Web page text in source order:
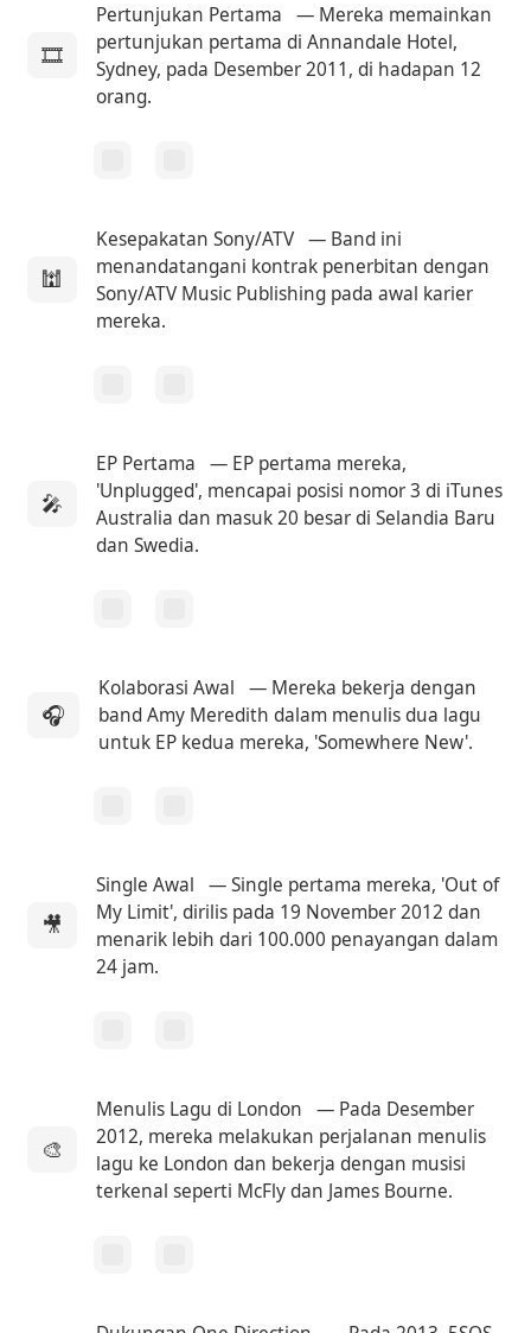
🎞
Pertunjukan Pertama
— Mereka memainkan
pertunjukan pertama di Annandale Hotel,
Sydney, pada Desember 2011, di hadapan 12
orang.
🕍
Kesepakatan Sony/ATV — Band ini
menandatangani kontrak penerbitan dengan
Sony/ATV Music Publishing pada awal karier
mereka.
🎤
EP Pertama
— EP pertama mereka,
'Unplugged', mencapai posisi nomor 3 di iTunes
Australia dan masuk 20 besar di Selandia Baru
dan Swedia.
🎧
Kolaborasi Awal
— Mereka bekerja dengan
band Amy Meredith dalam menulis dua lagu
untuk EP kedua mereka, 'Somewhere New'.
🎥
Single Awal
— Single pertama mereka, 'Out of
My Limit', dirilis pada 19 November 2012 dan
menarik lebih dari 100.000 penayangan dalam
24 jam.
🎨
Menulis Lagu di London
— Pada Desember
2012, mereka melakukan perjalanan menulis
lagu ke London dan bekerja dengan musisi
terkenal seperti McFly dan James Bourne.